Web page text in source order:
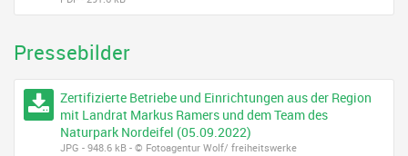
Pressebilder
Zertifizierte Betriebe und Einrichtungen aus der Region
mit Landrat Markus Ramers und dem Team des
Naturpark Nordeifel (05.09.2022)
JPG - 948.6 kB - © Fotoagentur Wolf/ freiheitswerke